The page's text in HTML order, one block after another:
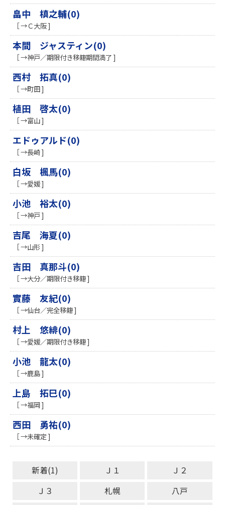
畠中 槙之輔(0)
［ →Ｃ大阪 ]
本間 ジャスティン(0)
［ →神戸／期限付き移籍期間満了 ]
西村 拓真(0)
［ →町田 ]
植田 啓太(0)
［ →富山 ]
エドゥアルド(0)
［ →長崎 ]
白坂 楓馬(0)
［ →愛媛 ]
小池 裕太(0)
［ →神戸 ]
吉尾 海夏(0)
［ →山形 ]
吉田 真那斗(0)
［ →大分／期限付き移籍 ]
實藤 友紀(0)
［ →仙台／完全移籍 ]
村上 悠緋(0)
［ →愛媛／期限付き移籍 ]
小池 龍太(0)
［ →鹿島 ]
上島 拓巳(0)
［ →福岡 ]
西田 勇祐(0)
［ →未確定 ]
新着(1) Ｊ１
Ｊ２
Ｊ３
札幌
八戸